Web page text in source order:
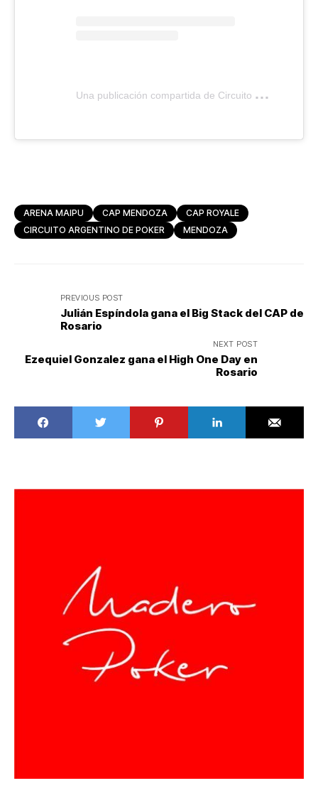
U
na publicación compartida de Circuito Argentino de Poker (@circuitoargentinodepoker)
ARENA MAIPU CAP MENDOZA
CAP ROYALE
CIRCUITO ARGENTINO DE POKER
MENDOZA
PREVIOUS POST
Julián Espíndola gana el Big Stack del CAP de
Rosario
NEXT POST
Ezequiel Gonzalez gana el High One Day en
Rosario